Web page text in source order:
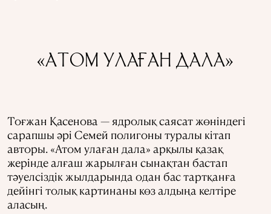
«АТОМ УЛАҒАН ДАЛА»
Тоғжан Қасенова — ядролық саясат жөніндегі
сарапшы әрі Семей полигоны туралы кітап
авторы. «Атом улаған дала» арқылы қазақ
жерінде алғаш жарылған сынақтан бастап
тәуелсіздік жылдарында одан бас тартқанға
дейінгі толық картинаны көз алдыңа келтіре
аласың.